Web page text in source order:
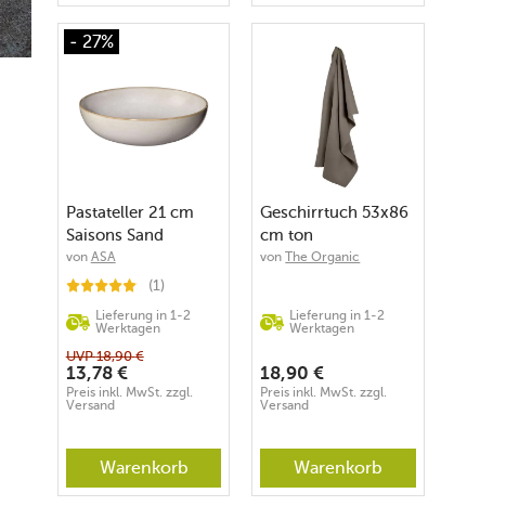
- 27%
Pastateller 21 cm
Saisons Sand
von ASA
(1)
Lieferung in 1-2
Werktagen
UVP18,90 €
13,78 €
Preis inkl. MwSt. zzgl.
Versand
Warenkorb
Geschirrtuch 53x86
cm ton
vonThe Organic
Lieferung in 1-2
Werktagen
18,90 €
Preis inkl. MwSt. zzgl.
Versand
Warenkorb